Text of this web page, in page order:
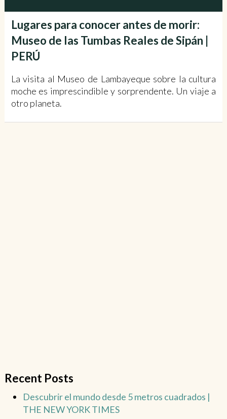
Lugares para conocer antes de morir:
Museo de las Tumbas Reales de Sipán |
PERÚ
La visita al Museo de Lambayeque sobre la cultura
moche es imprescindible y sorprendente. Un viaje a
otro planeta.
Recent Posts
Descubrir el mundo desde 5 metros cuadrados |
THE NEW YORK TIMES